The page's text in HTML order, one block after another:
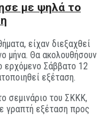
με ψηλά το
είχαν διεξαχθεί
μήνα. Θα ακολουθήσουν
ερχόμενο Σάββατο 12
εξέταση.
σεμινάριο του ΣΚΚΚ,
γραπτή εξέταση προς